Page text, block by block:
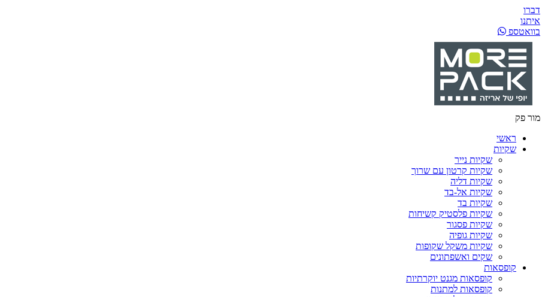
דברו
איתנו
בוואטספ
מור פק
ראשי
שקיות
שקיות נייר
שקיות קרטון עם שרוך
שקיות דליה
שקיות אל-בד
שקיות בד
שקיות פלסטיק קשיחות
שקיות פסגור
שקיות גופיה
שקיות משקל שקופות
שקים ואשפתונים
קופסאות
קופסאות מגנט יוקרתיות
קופסאות למתנות